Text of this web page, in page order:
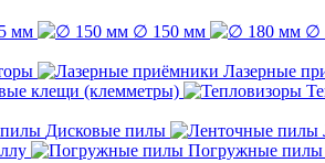
мм ∅ 150 мм ∅
Лазерные
клещи (клемметры)
Дисковые пилы
Погружные пилы